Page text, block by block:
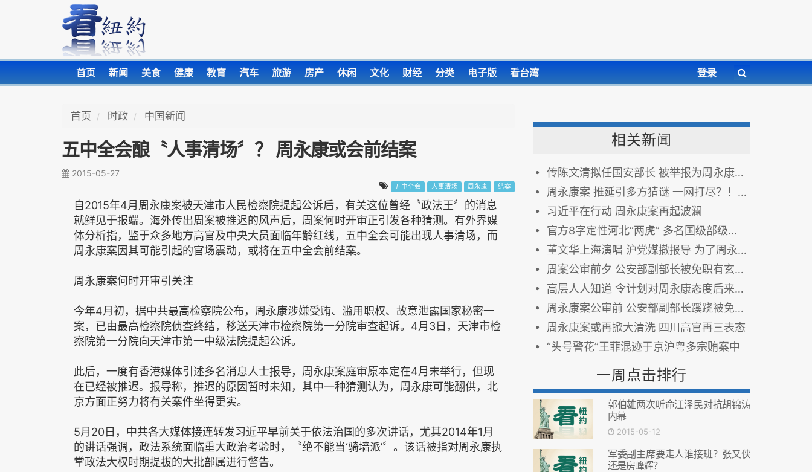
首页 新闻 美食 健康 教育 汽车 旅游 房产 休闲 文化 财经 分类 电子版 看台湾 登录
首页 时政 中国新闻
五中全会酿〝人事清场〞？ 周永康或会前结案
2015-05-27
五中全会 人事清场 周永康 结案
自2015年4月周永康案被天津市人民检察院提起公诉后，有关这位曾经〝政法王〞的消息
就鲜见于报端。海外传出周案被推迟的风声后，周案何时开审正引发各种猜测。有外界媒
体分析指，监于众多地方高官及中央大员面临年龄红线，五中全会可能出现人事清场，而
周永康案因其可能引起的官场震动，或将在五中全会前结案。
周永康案何时开审引关注
今年4月初，据中共最高检察院公布，周永康涉嫌受贿、滥用职权、故意泄露国家秘密一
案，已由最高检察院侦查终结，移送天津市检察院第一分院审查起诉。4月3日，天津市检
察院第一分院向天津市第一中级法院提起公诉。
此后，一度有香港媒体引述多名消息人士报导，周永康案庭审原本定在4月末举行，但现
在已经被推迟。报导称，推迟的原因暂时未知，其中一种猜测认为，周永康可能翻供，北
京方面正努力将有关案件坐得更实。
5月20日，中共各大媒体接连转发习近平早前关于依法治国的多次讲话，尤其2014年1月
的讲话强调，政法系统面临重大政治考验时，〝绝不能当‘骑墙派’〞。该话被指对周永康执
掌政法大权时期提拔的大批部属进行警告。
相关新闻
传陈文清拟任国安部长 被举报为周永康朋党(图)
周永康案 推延引多方猜谜 一网打尽？！当局“打虎”或升级
习近平在行动 周永康案再起波澜
官方8字定性河北“两虎” 多名国级部级高官被针对 图
董文华上海演唱 沪党媒撤报导 为了周永康？
周案公审前夕 公安部副部长被免职有玄机？
高层人人知道 令计划对周永康态度后来有改变
周永康案公审前 公安部副部长蹊跷被免(图)
周永康案或再掀大清洗 四川高官再三表态
“头号警花”王菲混迹于京沪粤多宗贿案中
一周点击排行
郭伯雄两次听命江泽民对抗胡锦涛
内幕
2015-05-12
军委副主席要走人谁接班？张又侠
还是房峰辉？